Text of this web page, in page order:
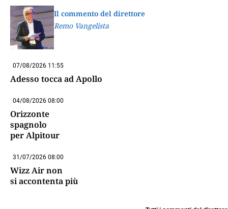
Il commento del direttore
Remo Vangelista
07/08/2026 11:55
Adesso tocca ad Apollo
04/08/2026 08:00
Orizzonte
spagnolo
per Alpitour
31/07/2026 08:00
Wizz Air non
si accontenta più